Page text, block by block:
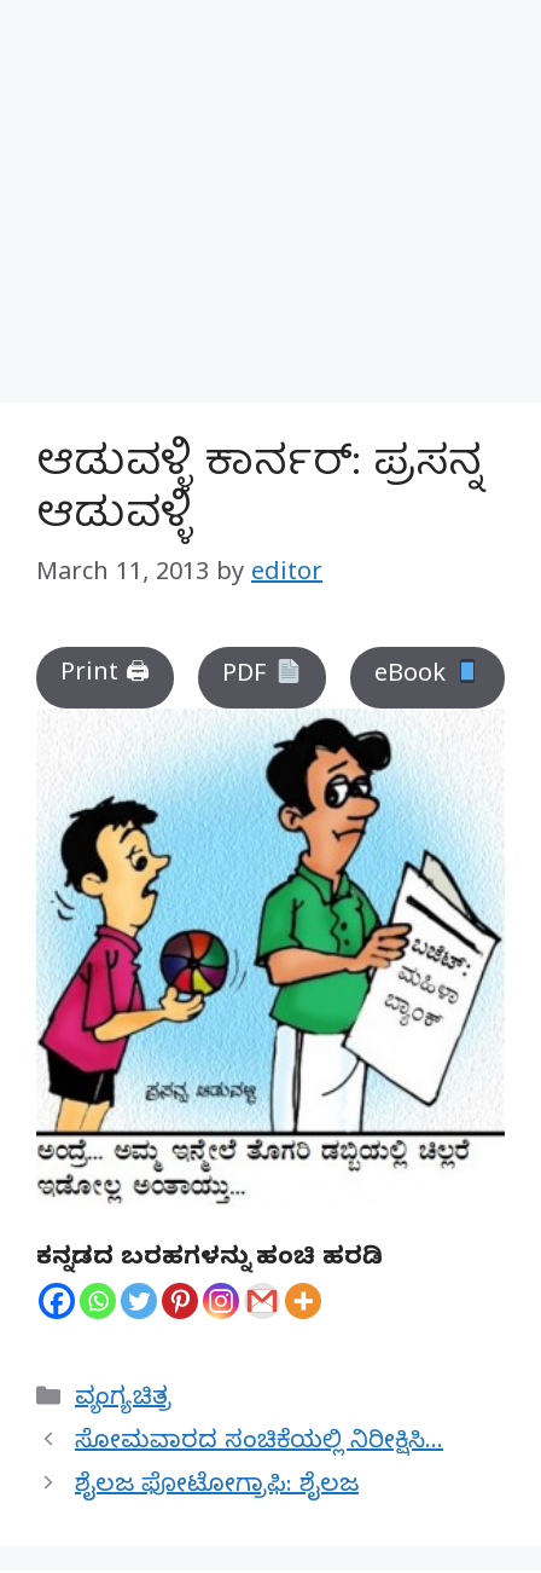
ಆಡುವಳ್ಳಿ ಕಾರ್ನರ್: ಪ್ರಸನ್ನ
ಆಡುವಳ್ಳಿ
March 11, 2013 by editor
Print 🖨 PDF eBook
ಕನ್ನಡದ ಬರಹಗಳನ್ನು ಹಂಚಿ ಹರಡಿ
Categories
ವ್ಯಂಗ್ಯ ಚಿತ್ರ
ಸೋಮವಾರದ ಸಂಚಿಕೆಯಲ್ಲಿ ನಿರೀಕ್ಷಿಸಿ…
ಶೈಲಜ ಫೋಟೋಗ್ರಾಫಿ: ಶೈಲಜ